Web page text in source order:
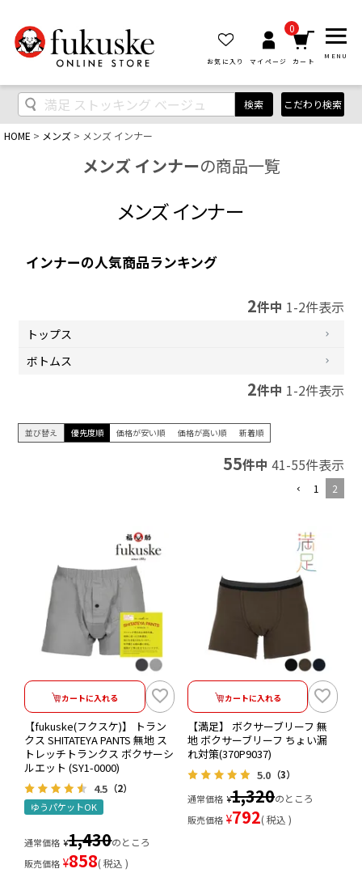
お気に入り マイページ
0
カート
MENU
検索 こだわり検索
HOME メンズ メンズ インナー
メンズ インナーの商品一覧
メンズ インナー
インナーの人気商品ランキング
2件中 1-2件表示
トップス
ボトムス
2件中 1-2件表示
並び替え 優先度順 価格が安い順 価格が高い順 新着順
55件中 41-55件表示
1 2
カートに入れる
【fukuske(フクスケ)】 トラン
クス SHITATEYA PANTS 無地 ス
トレッチトランクス ボクサーシ
ルエット (SY1-0000)
4.5 （2）
ゆうパケットOK
通常価格 ¥1,430のところ
販売価格 ¥858 税込
カートに入れる
【満足】 ボクサーブリーフ 無
地 ボクサーブリーフ ちょい漏
れ対策(370P9037)
5.0 （3）
通常価格 ¥1,320のところ
販売価格 ¥792 税込